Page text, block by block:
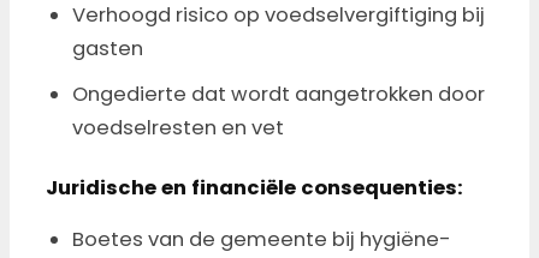
Verhoogd risico op voedselvergiftiging bij
gasten
Ongedierte dat wordt aangetrokken door
voedselresten en vet
Juridische en financiële consequenties:
Boetes van de gemeente bij hygiëne-